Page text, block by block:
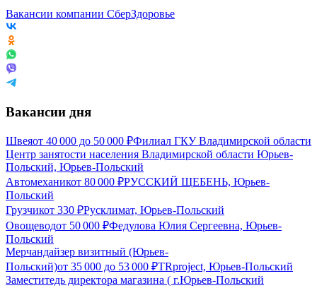
Вакансии компании СберЗдоровье
Вакансии дня
Швеяот 40 000 до 50 000 ₽Филиал ГКУ Владимирской области
Центр занятости населения Владимирской области Юрьев-
Польский, Юрьев-Польский
Автомеханикот 80 000 ₽РУССКИЙ ЩЕБЕНЬ, Юрьев-
Польский
Грузчикот 330 ₽Русклимат, Юрьев-Польский
Овощеводот 50 000 ₽Федулова Юлия Сергеевна, Юрьев-
Польский
Мерчандайзер визитный (Юрьев-
Польский)от 35 000 до 53 000 ₽TRproject, Юрьев-Польский
Заместитедь директора магазина ( г.Юрьев-Польский